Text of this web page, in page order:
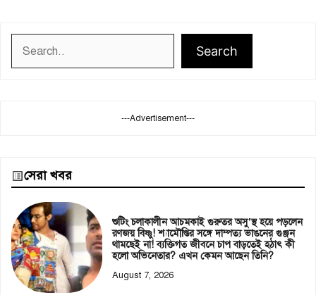
Search
---Advertisement---
সেরা খবর
শুটিং চলাকালীন আচমকাই গুরুতর অসু’স্থ হয়ে পড়লেন
রণজয় বিষ্ণু! শ্যামৌপ্তির সঙ্গে দাম্পত্য ভাঙনের গুঞ্জন
থামছেই না! ব্যক্তিগত জীবনে চাপ বাড়তেই হঠাৎ কী
হলো অভিনেতার? এখন কেমন আছেন তিনি?
August 7, 2026